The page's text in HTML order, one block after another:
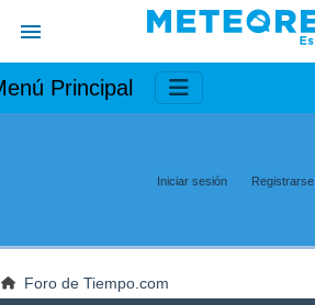
Principal
Iniciar sesión Registrarse
Foro de Tiempo.com